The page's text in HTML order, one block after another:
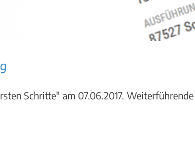
Schritte" am 07.06.2017.